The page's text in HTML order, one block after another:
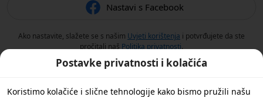
Nastavi s Facebook
Ako nastavite, slažete se s našim Uvjeti korištenja i potvrđujete da ste
pročitali naš Politika privatnosti.
Postavke privatnosti i kolačića
Koristimo kolačiće i slične tehnologije kako bismo pružili našu